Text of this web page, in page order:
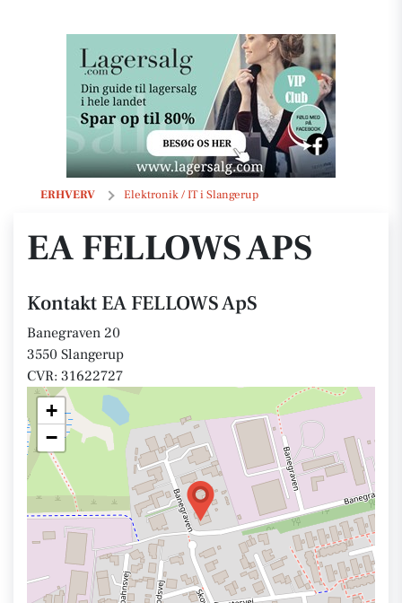
ERHVERV Elektronik / IT i Slangerup
EA FELLOWS ApS
EA FELLOWS APS
Kontakt EA FELLOWS ApS
Banegraven 20
3550 Slangerup
CVR: 31622727
+
−